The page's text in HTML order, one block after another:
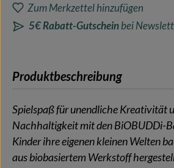
Zum Merkzettel hinzufügen
5€ Rabatt-Gutscheinbei
Produktbeschreibung
Spielspaß für unendliche Kreativität
Nachhaltigkeit mit den BiOBUDDi-
Kinder ihre eigenen kleinen Welten
aus biobasiertem Werkstoff